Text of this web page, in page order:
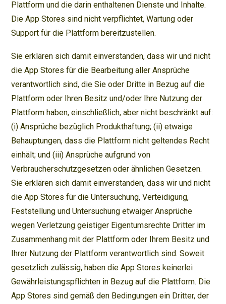
Plattform und die darin enthaltenen Dienste und Inhalte.
Die App Stores sind nicht verpflichtet, Wartung oder
Support für die Plattform bereitzustellen.
Sie erklären sich damit einverstanden, dass wir und nicht
die App Stores für die Bearbeitung aller Ansprüche
verantwortlich sind, die Sie oder Dritte in Bezug auf die
Plattform oder Ihren Besitz und/oder Ihre Nutzung der
Plattform haben, einschließlich, aber nicht beschränkt auf:
(i) Ansprüche bezüglich Produkthaftung; (ii) etwaige
Behauptungen, dass die Plattform nicht geltendes Recht
einhält; und (iii) Ansprüche aufgrund von
Verbraucherschutzgesetzen oder ähnlichen Gesetzen.
Sie erklären sich damit einverstanden, dass wir und nicht
die App Stores für die Untersuchung, Verteidigung,
Feststellung und Untersuchung etwaiger Ansprüche
wegen Verletzung geistiger Eigentumsrechte Dritter im
Zusammenhang mit der Plattform oder Ihrem Besitz und
Ihrer Nutzung der Plattform verantwortlich sind. Soweit
gesetzlich zulässig, haben die App Stores keinerlei
Gewährleistungspflichten in Bezug auf die Plattform. Die
App Stores sind gemäß den Bedingungen ein Dritter, der